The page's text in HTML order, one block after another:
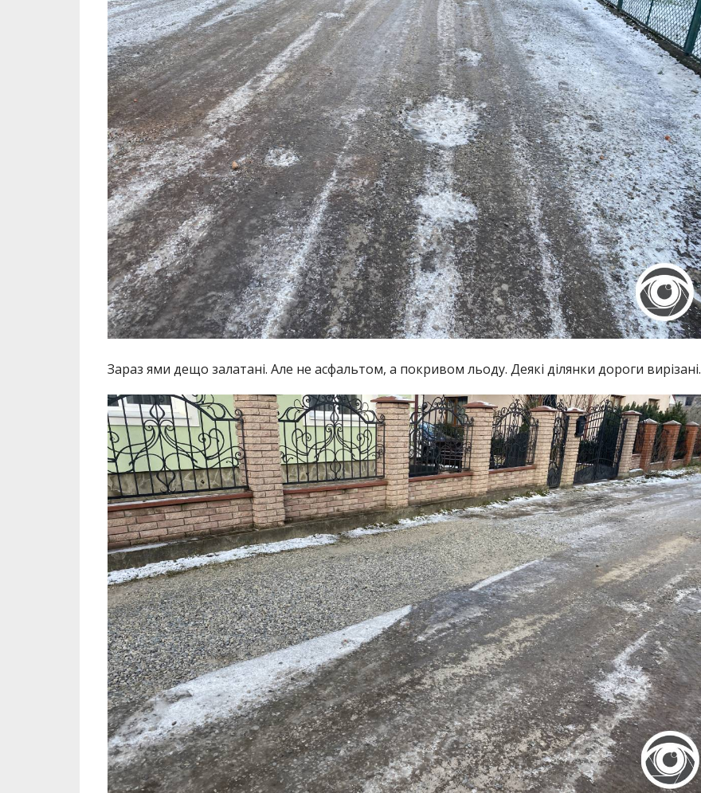
Зараз ями дещо залатані. Але не асфальтом, а покривом льоду. Деякі ділянки дороги вирізані.